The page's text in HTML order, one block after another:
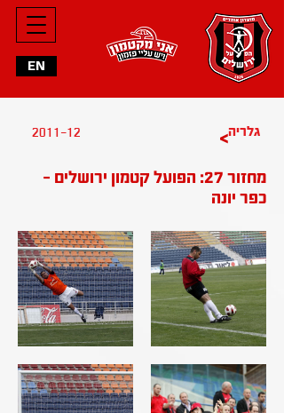
EN
2011-12 >גלריה
מחזור 27: הפועל קטמון ירושלים -
כפר יונה